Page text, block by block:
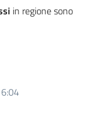
in regione sono